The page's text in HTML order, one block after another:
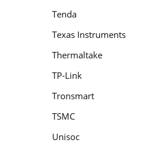
Tenda
Texas Instruments
Thermaltake
TP-Link
Tronsmart
TSMC
Unisoc